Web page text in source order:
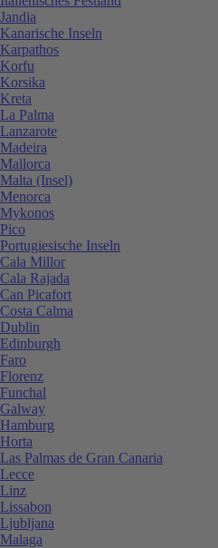
Jandia
Kanarische Inseln
Karpathos
Korfu
Korsika
Kreta
La Palma
Lanzarote
Madeira
Mallorca
Malta (Insel)
Menorca
Mykonos
Pico
Portugiesische Inseln
Cala Millor
Cala Rajada
Can Picafort
Costa Calma
Dublin
Edinburgh
Faro
Florenz
Funchal
Galway
Hamburg
Horta
Las Palmas de Gran Canaria
Lecce
Linz
Lissabon
Ljubljana
Malaga